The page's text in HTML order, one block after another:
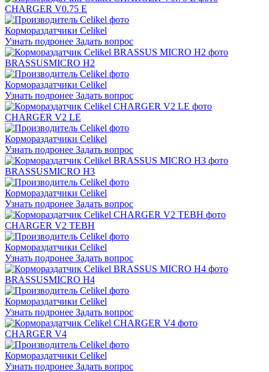
CHARGER V0.75 E
Кормораздатчики Celikel
Узнать подронее Задать вопрос
BRASSUSMICRO H2
Кормораздатчики Celikel
Узнать подронее Задать вопрос
CHARGER V2 LE
Кормораздатчики Celikel
Узнать подронее Задать вопрос
BRASSUSMICRO H3
Кормораздатчики Celikel
Узнать подронее Задать вопрос
CHARGER V2 TEBH
Кормораздатчики Celikel
Узнать подронее Задать вопрос
BRASSUSMICRO H4
Кормораздатчики Celikel
Узнать подронее Задать вопрос
CHARGER V4
Кормораздатчики Celikel
Узнать подронее Задать вопрос